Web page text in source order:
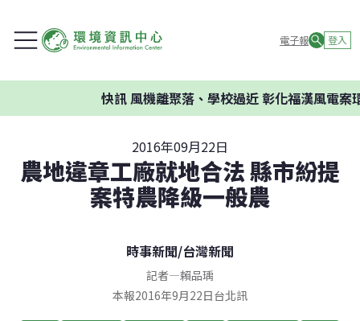
電子報 登入
風機離聚落、學校過近 彰化福漢風電案環委
2016年09月22日
農地違章工廠就地合法 縣市紛提
案特農降級一般農
時事新聞/台灣新聞
記者—賴品瑀
本報2016年9月22日台北訊